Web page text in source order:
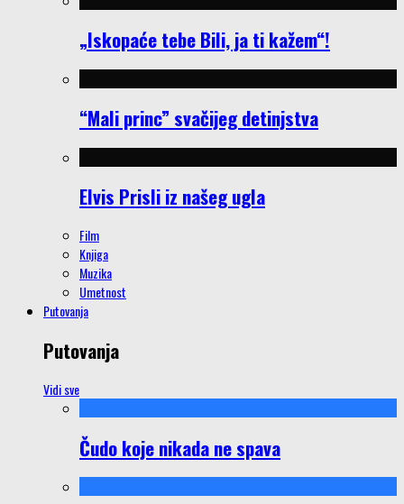
„Iskopaće tebe Bili, ja ti kažem“!
“Mali princ” svačijeg detinjstva
Elvis Prisli iz našeg ugla
Film
Knjiga
Muzika
Umetnost
Putovanja
Putovanja
Vidi sve
Čudo koje nikada ne spava